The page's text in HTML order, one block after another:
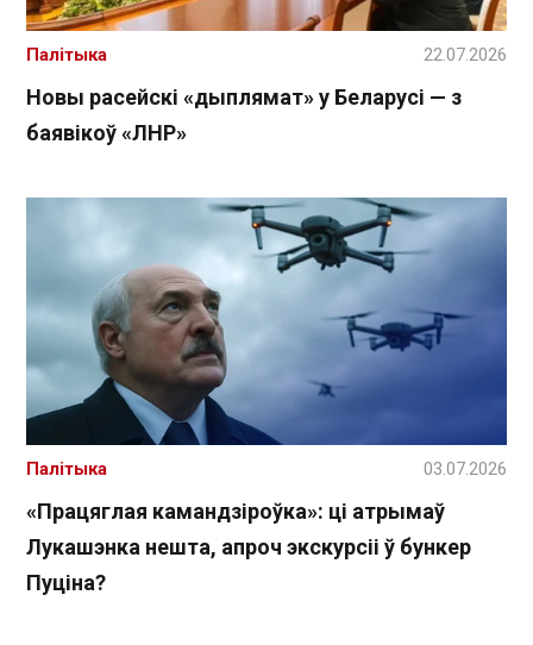
Новы расейскі «дыплямат» у Беларусі — з
баявікоў «ЛНР»
Палітыка 22.07.2026
«Працяглая камандзіроўка»: ці атрымаў
Лукашэнка нешта, апроч экскурсіі ў бункер
Пуціна?
Палітыка 03.07.2026